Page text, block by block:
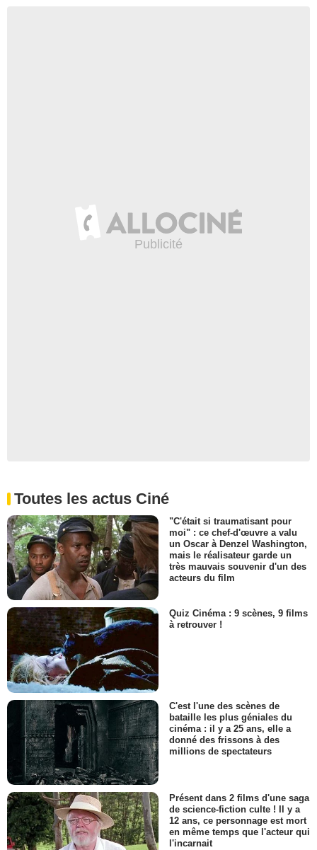
Toutes les actus Ciné
"C'était si traumatisant pour
moi" : ce chef-d'œuvre a valu
un Oscar à Denzel Washington,
mais le réalisateur garde un
très mauvais souvenir d'un des
acteurs du film
Quiz Cinéma : 9 scènes, 9 films
à retrouver !
C'est l'une des scènes de
bataille les plus géniales du
cinéma : il y a 25 ans, elle a
donné des frissons à des
millions de spectateurs
Présent dans 2 films d'une saga
de science-fiction culte ! Il y a
12 ans, ce personnage est mort
en même temps que l'acteur qui
l'incarnait